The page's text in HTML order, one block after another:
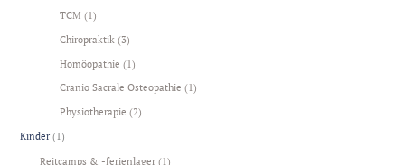
TCM (1)
Chiropraktik (3)
Homöopathie (1)
Cranio Sacrale Osteopathie (1)
Physiotherapie (2)
Kinder (1)
Reitcamps & -ferienlager (1)